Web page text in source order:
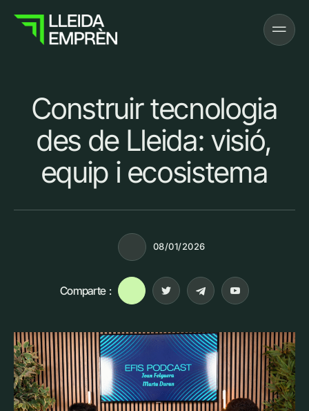
Construir tecnologia
des de Lleida: visió,
equip i ecosistema
08/01/2026
Comparte :